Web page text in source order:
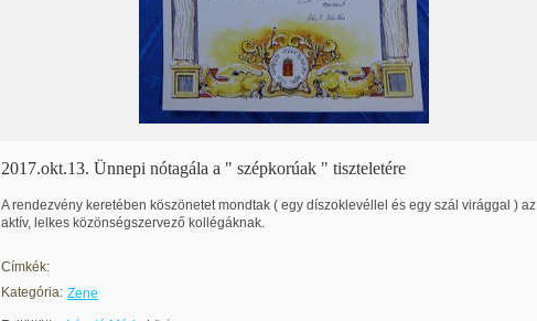
2017.okt.13. Ünnepi nótagála a " szépkorúak " tiszteletére
A rendezvény keretében köszönetet mondtak ( egy díszoklevéllel és egy szál virággal ) az
aktív, lelkes közönségszervező kollégáknak.
Címkék:
Kategória: Zene